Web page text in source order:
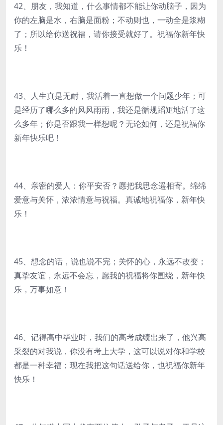
42、朋友，我知道，什么事情都不能让你动脑子，因为
你的左脑是水，右脑是面粉；不动则也，一动全是浆糊
了；所以给你送祝福，请你接受就好了。祝福你新年快
乐！
43、人生真是无耐，我活着一直想做一个问题少年；可
是经历了哪么多的风风雨雨，我还是循规蹈矩地活了这
么多年；你是否跟我一样想呢？无论如何，还是祝福你
新年快乐吧！
44、亲密的爱人：你平安否？愿把我思念遥相寄。绵绵
爱意与关怀，浓浓情意与祝福。真诚地祝福你，新年快
乐！
45、想念的话，说也说不完；关怀的心，永远不改变；
真挚友谊，永远不会忘，愿我的祝福将你围绕，新年快
乐，万事如意！
46、记得高中毕业时，我们的高考成绩出来了，他兴高
采裂的对我说，你没有考上大学，这可以说对你和学校
都是一种幸福；现在我把这句话送给你，也祝福你新年
快乐！